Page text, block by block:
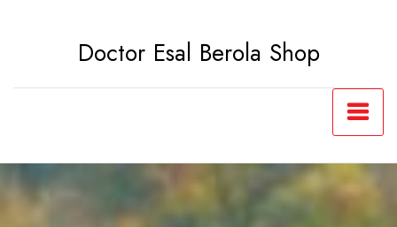
Doctor Esal Berola Shop